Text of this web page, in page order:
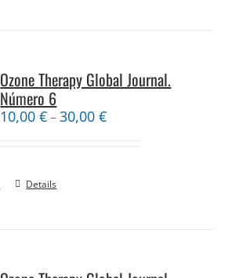
Ozone Therapy Global Journal.
Número 6
10,00€–30,00€
Details